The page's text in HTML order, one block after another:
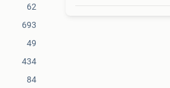
62
693
49
434
84